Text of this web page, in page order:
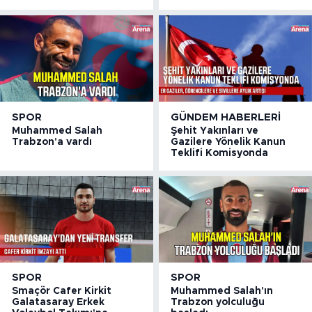
SPOR
Muhammed Salah
Trabzon'a vardı
GÜNDEM HABERLERI
Şehit Yakınları ve
Gazilere Yönelik Kanun
Teklifi Komisyonda
SPOR
Smaçör Cafer Kirkit
Galatasaray Erkek
SPOR
Muhammed Salah'ın
Trabzon yolculuğu